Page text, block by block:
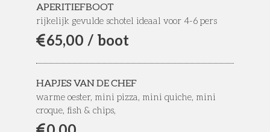
APERITIEFBOOT
rijkelijk gevulde schotel ideaal voor 4-6 pers
65,00 / boot
HAPJES VAN DE CHEF
warme oester, mini pizza, mini quiche, mini
croque, fish & chips,